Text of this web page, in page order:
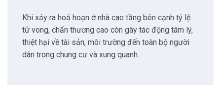
3.1 Cảnh sát cứu hoả
Khi xảy ra hoả hoạn ở nhà cao tầng bên cạnh tỷ lệ
tử vong, chấn thương cao còn gây tác động tâm lý,
thiệt hại về tài sản, môi trường đến toàn bộ người
dân trong chung cư và xung quanh.